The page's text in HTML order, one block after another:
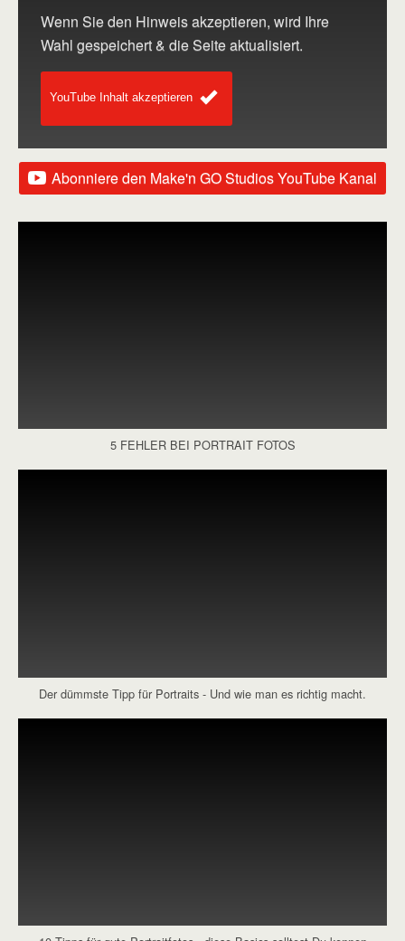
Wenn Sie den Hinweis akzeptieren, wird Ihre
Wahl gespeichert & die Seite aktualisiert.
YouTube Inhalt akzeptieren
Abonniere den Make'n GO Studios YouTube Kanal
5 FEHLER BEI PORTRAIT FOTOS
Der dümmste Tipp für Portraits - Und wie man es richtig macht.